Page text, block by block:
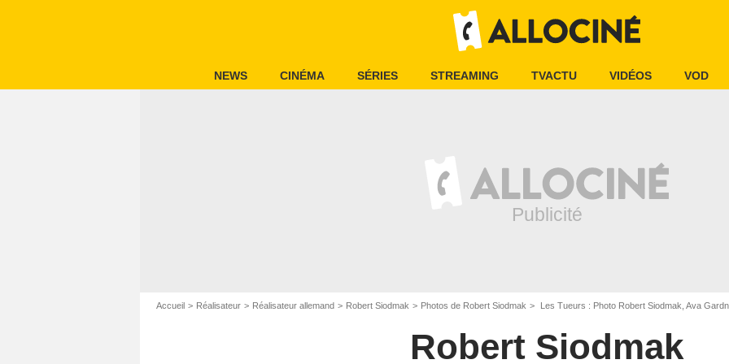
NEWS CINÉMA SÉRIES STREAMING TVACTU VIDÉOS VOD
Accueil Réalisateur Réalisateur allemand Robert Siodmak Photos de Robert Siodmak Les Tueurs : Photo Robert Siodmak, Ava
Robert Siodmak